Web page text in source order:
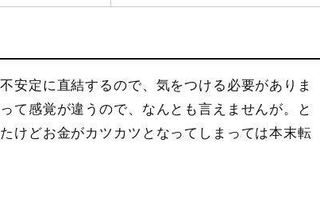
安定に直結するので、気をつける必要がありま
て感覚が違うので、なんとも言えませんが。と
けどお金がカツカツとなってしまっては本末転